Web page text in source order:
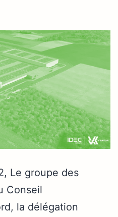
Le groupe des
Conseil
la délégation